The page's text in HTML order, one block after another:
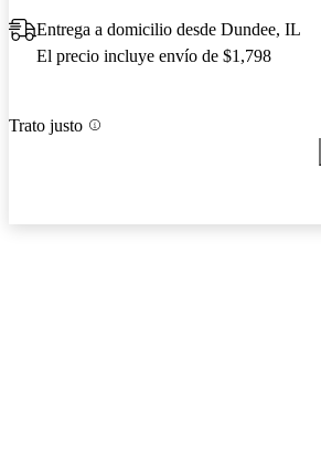
Entrega a domicilio desde Dundee, IL
El precio incluye envío de $1,798
Trato justo